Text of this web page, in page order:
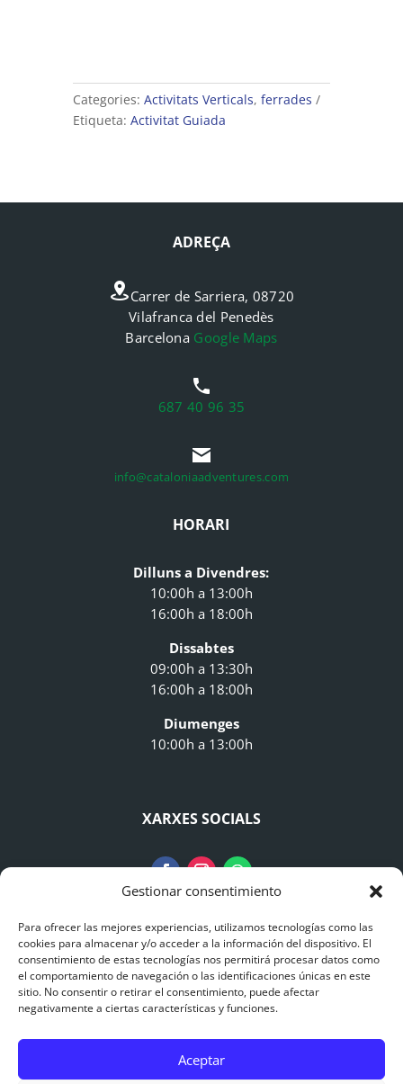
Gestionar consentimiento
Para ofrecer las mejores experiencias, utilizamos tecnologías como las
cookies para almacenar y/o acceder a la información del dispositivo. El
consentimiento de estas tecnologías nos permitirá procesar datos como
el comportamiento de navegación o las identificaciones únicas en este
sitio. No consentir o retirar el consentimiento, puede afectar
negativamente a ciertas características y funciones.
Aceptar
Categories: Activitats Verticals, ferrades
Etiqueta: Activitat Guiada
ADREÇA
Carrer de Sarriera, 08720
Vilafranca del Penedès
Barcelona Google Maps
687 40 96 35
info@cataloniaadventures.com
HORARI
Dilluns a Divendres:
10:00h a 13:00h
16:00h a 18:00h
Dissabtes
09:00h a 13:30h
16:00h a 18:00h
Diumenges
10:00h a 13:00h
XARXES SOCIALS
AVISO LEGAL
Avís Legal
Polítiques de Cookies